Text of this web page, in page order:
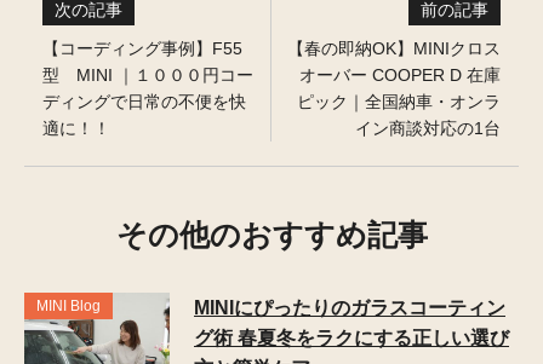
次の記事
【コーディング事例】F55
型 MINI ｜１０００円コー
ディングで日常の不便を快
適に！！
前の記事
【春の即納OK】MINIクロス
オーバー COOPER D 在庫
ピック｜全国納車・オンラ
イン商談対応の1台
その他のおすすめ記事
MINI Blog
MINIにぴったりのガラスコーティン
グ術 春夏冬をラクにする正しい選び